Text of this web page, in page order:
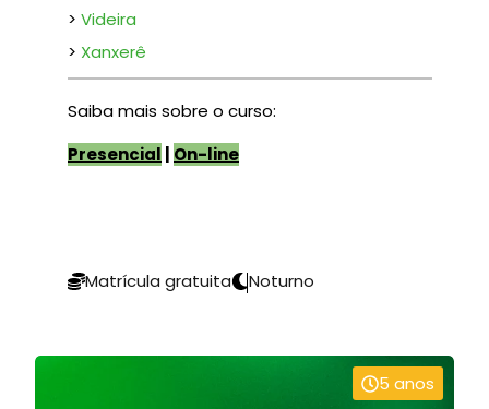
> Videira
> Xanxerê
Saiba mais sobre o curso:
Presencial
On-line
Matrícula gratuita Noturno
5 anos